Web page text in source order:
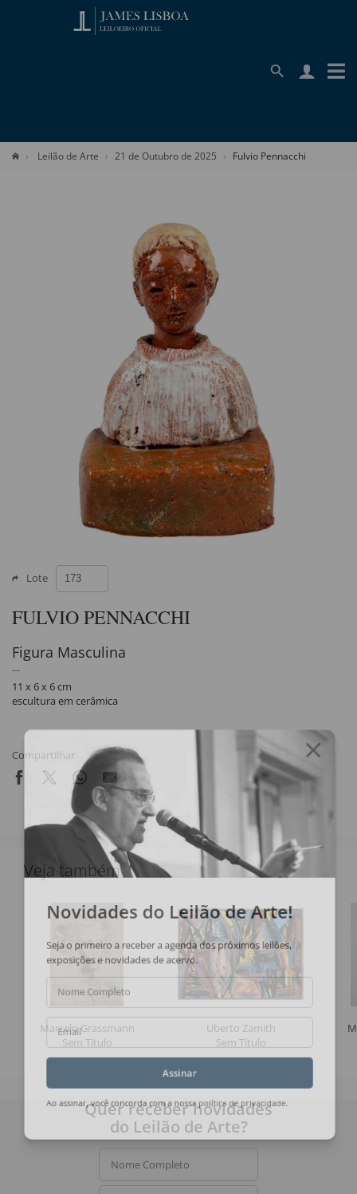
Leilão de Arte 21 de Outubro de 2025 Fulvio Pennacchi
Lote
FULVIO PENNACCHI
Figura Masculina
11 x 6 x 6 cm
escultura em cerâmica
Compartilhar
Veja também
Marcelo Grassmann
Sem Título
Uberto Zamith
Sem Título
Novidades do Leilão de Arte!
Seja o primeiro a receber a agenda dos próximos leilões,
exposições e novidades de acervo.
Nome Completo
Email
Ao assinar, você concorda com a nossa política de privacidade
Quer receber novidades
do Leilão de Arte?
Nome Completo